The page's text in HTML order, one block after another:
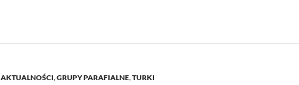
AKTUALNOŚCI,GRUPY PARAFIALNE,TURKI